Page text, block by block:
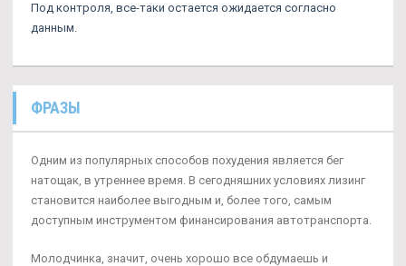
Под контроля, все-таки остается ожидается согласно
данным.
ФРАЗЫ
Одним из популярных способов похудения является бег
натощак, в утреннее время. В сегодняшних условиях лизинг
становится наиболее выгодным и, более того, самым
доступным инструментом финансирования автотранспорта.
Молодчинка, значит, очень хорошо все обдумаешь и